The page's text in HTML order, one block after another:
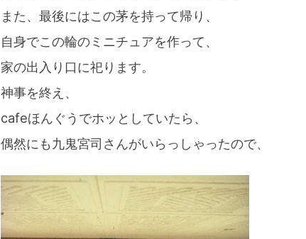
また、最後にはこの茅を持って帰り、
自身でこの輪のミニチュアを作って、
家の出入り口に祀ります。
神事を終え、
cafeほんぐうでホッとしていたら、
偶然にも九鬼宮司さんがいらっしゃったので、